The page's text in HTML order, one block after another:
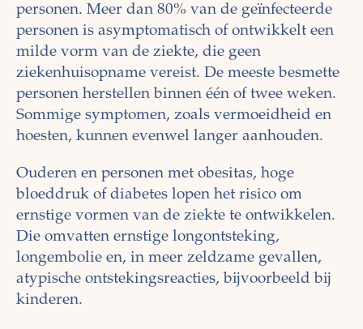
personen. Meer dan 80% van de geïnfecteerde
personen is asymptomatisch of ontwikkelt een
milde vorm van de ziekte, die geen
ziekenhuisopname vereist. De meeste besmette
personen herstellen binnen één of twee weken.
Sommige symptomen, zoals vermoeidheid en
hoesten, kunnen evenwel langer aanhouden.
Ouderen en personen met obesitas, hoge
bloeddruk of diabetes lopen het risico om
ernstige vormen van de ziekte te ontwikkelen.
Die omvatten ernstige longontsteking,
longembolie en, in meer zeldzame gevallen,
atypische ontstekingsreacties, bijvoorbeeld bij
kinderen.